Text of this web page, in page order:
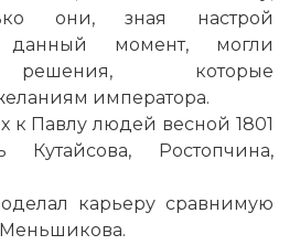
они, зная настрой
момент, могли
которые
императора.
к Павлу людей весной 1801
Кутайсова, Ростопчина,
карьеру сравнимую